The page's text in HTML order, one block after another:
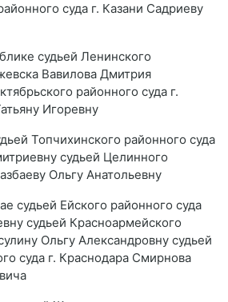
суда г. Казани Садриеву
судьей Ленинского
Вавилова Дмитрия
районного суда г.
Игоревну
Топчихинского районного суда
судьей Целинного
Ольгу Анатольевну
судьей Ейского районного суда
судьей Красноармейского
Ольгу Александровну судьей
суда г. Краснодара Смирнова